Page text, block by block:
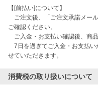
【[前払い]について】
ご注文後、「ご注文承諾メー
ご確認ください。
ご入金・お支払い確認後、商
7日を過ぎてご入金・お支払い
消費税の取り扱いについて